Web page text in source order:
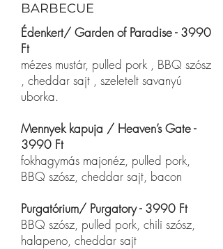
BARBECUE
Édenkert/ Garden of Paradise - 3990
Ft
mézes mustár, pulled pork , BBQ szósz
, cheddar sajt , szeletelt savanyú
uborka.
Mennyek kapuja / Heaven’s Gate -
3990 Ft
fokhagymás majonéz, pulled pork,
BBQ szósz, cheddar sajt, bacon
Purgatórium/ Purgatory - 3990 Ft
BBQ szósz, pulled pork, chili szósz,
halapeno, cheddar sajt